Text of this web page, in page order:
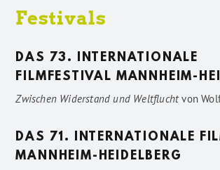
Festivals
DAS 73. INTERNATIONALE
FILMFESTIVAL MANNHEIM-
Zwischen Widerstand und Weltfluchtvon
DAS 71. INTERNATIONALE
MANNHEIM-HEIDELBERG